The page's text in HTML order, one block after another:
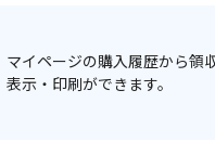
マイページの購入履歴から領
表示・印刷ができます。